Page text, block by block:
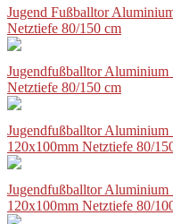
Jugend Fußballtor
Netztiefe 80/150 cm
Jugendfußballtor
Netztiefe 80/150 cm
Jugendfußballtor
120x100mm Netztiefe 80/
Jugendfußballtor
120x100mm Netztiefe 80/